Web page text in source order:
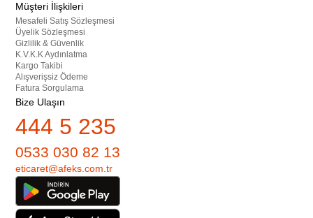
Müşteri İlişkileri
Mesafeli Satış Sözleşmesi
Üyelik Sözleşmesi
Gizlilik & Güvenlik
K.V.K.K Aydınlatma
Kargo Takibi
Alışverişsiz Ödeme
Fatura Sorgulama
Bize Ulaşın
444 5 235
0533 030 82 13
eticaret@afeks.com.tr